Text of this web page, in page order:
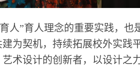
人”育人理念的重要实践，
为契机，持续拓展校外实践
术设计的创新者，以设计之